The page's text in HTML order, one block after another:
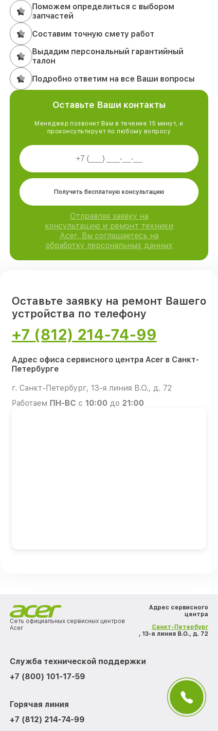
Поможем определиться с выбором
запчастей
Составим точную смету работ
Выдадим персональный гарантийный
талон
Подробно ответим на все Ваши вопросы
Оставьте Ваши контакты
Менеджер позвонит Вам в течение 15 минут, и
проконсультирует по любому вопросу
Получить бесплатную консультацию
Отправляя заявку на
консультацию и ремонт техники
Acer, Вы соглашаетесь на
обработку персональных данных
Оставьте заявку на ремонт Вашего
устройства по телефону
+7 (812) 214-74-99
Адрес офиса сервисного центра Acer в Санкт-
Петербурге
г. Санкт-Петербург, 13-я линия В.О., д. 72
Работаем ПН-ВС с 10:00 до 21:00
Сеть официальных сервисных центров
Acer
Адрес сервисного
центра
Санкт-Петербург
, 13-я линия В.О., д. 72
Служба технической поддержки
+7 (800) 101-17-59
Горячая линия
+7 (812) 214-74-99